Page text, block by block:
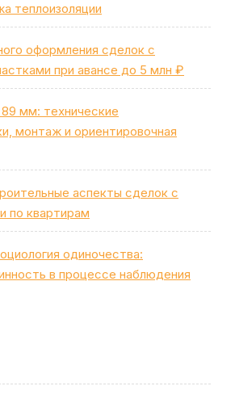
теплоизоляции
оформления сделок с
при авансе до 5 млн ₽
мм: технические
монтаж и ориентировочная
аспекты сделок с
по квартирам
одиночества:
в процессе наблюдения